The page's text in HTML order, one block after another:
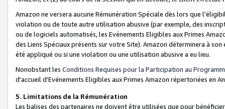
Amazon ne versera aucune Rémunération Spéciale dès lors que
violation ou de toute autre utilisation abusive (par exemple, des
ou de logiciels automatisés, les Evénements Eligibles aux Primes
des Liens Spéciaux présents sur votre Site). Amazon déterminera à
été appliqué ou si une violation ou une utilisation abusive a eu lieu.
Nonobstant les Conditions Requises pour la Participation au
d'accueil d'Evénements Eligibles aux Primes Amazon répertoriées en
5. Limitations de la Rémunération
Les balises des partenaires ne doivent être utilisées que pour